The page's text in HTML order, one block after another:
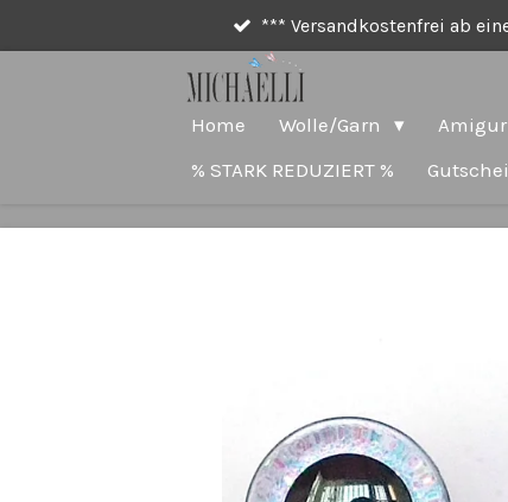
*** Versandkostenfrei ab
Home Wolle/Garn
% STARK REDUZIERT %